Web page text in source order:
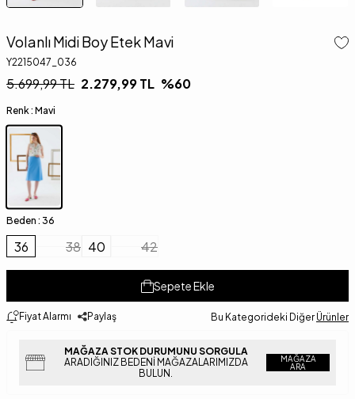
Volanlı Midi Boy Etek Mavi
Y2215047_036
5.699,99TL 2.279,99TL %60
Renk : Mavi
Beden : 36
36 38 40 42
Sepete Ekle
Fiyat Alarmı Paylaş Bu Kategorideki Diğer Ürünler
MAĞAZA STOK DURUMUNU SORGULA
ARADIĞINIZ BEDENI MAĞAZALARIMIZDA
BULUN.
MAĞAZA
ARA